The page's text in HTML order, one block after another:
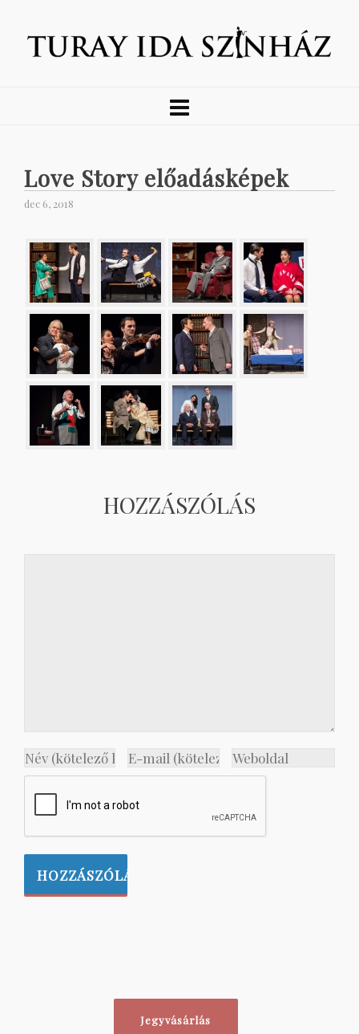
Love Story előadásképek
dec 6, 2018
HOZZÁSZÓLÁS
Jegyvásárlás